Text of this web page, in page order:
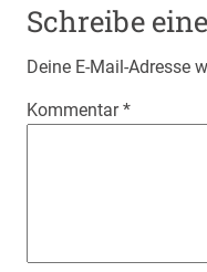
Schreibe
Deine E-Mail-Adresse
Kommentar*